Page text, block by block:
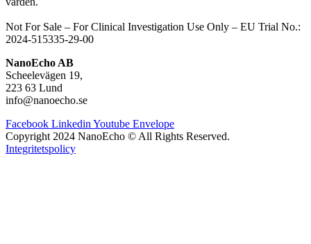
Not For Sale – For Clinical Investigation Use Only – EU Trial No.:
2024-515335-29-00
NanoEcho AB
Scheelevägen 19,
223 63 Lund
info@nanoecho.se
Facebook Linkedin Youtube Envelope
Copyright 2024 NanoEcho © All Rights Reserved.
Integritetspolicy